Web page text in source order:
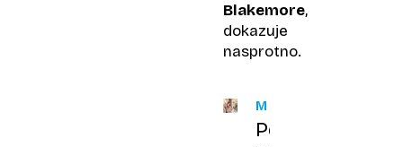
Blakemore,
dokazuje
nasprotno.
MODA
Personalizacija